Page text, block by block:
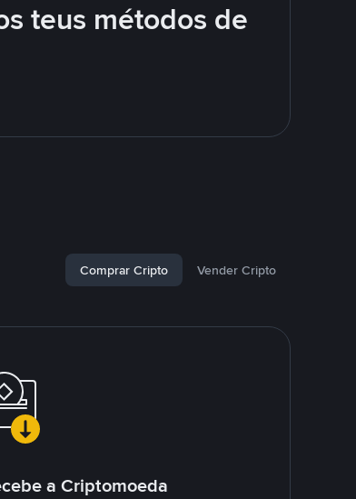
teus métodos de
Comprar Cripto Vender Cripto
a Criptomoeda